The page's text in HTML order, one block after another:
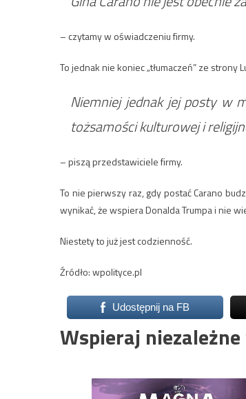
– czytamy w oświadczeniu firmy.
To jednak nie koniec „tłumaczeń” ze strony
Niemniej jednak jej posty w
tożsamości kulturowej i
– piszą przedstawiciele firmy.
To nie pierwszy raz, gdy postać Carano
wynikać, że wspiera Donalda Trumpa i nie
Niestety to już jest codzienność.
Źródło: wpolityce.pl
Udostępnij na FB
Wspieraj